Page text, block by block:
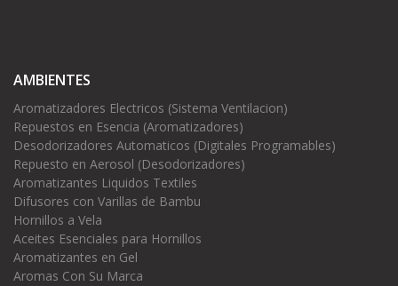
AMBIENTES
Aromatizadores Electricos (Sistema Ventilacion)
Repuestos en Esencia (Aromatizadores)
Desodorizadores Automaticos (Digitales Programables)
Repuesto en Aerosol (Desodorizadores)
Aromatizantes Liquidos Textiles
Difusores con Varillas de Bambu
Hornillos a Vela
Aceites Esenciales para Hornillos
Aromatizantes en Gel
Aromas Con Su Marca